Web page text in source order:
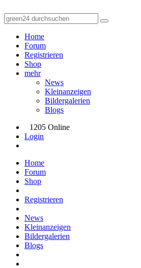
Home
Forum
Registrieren
Shop
mehr
News
Kleinanzeigen
Bildergalerien
Blogs
1205 Online
Login
Home
Forum
Shop
Registrieren
News
Kleinanzeigen
Bildergalerien
Blogs